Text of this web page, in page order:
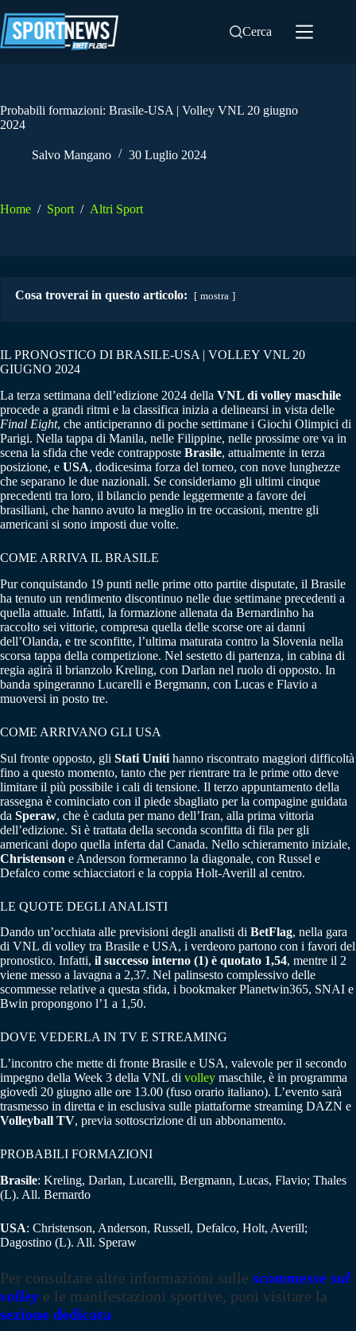
al
contenuto
Cerca
Probabili formazioni: Brasile-USA | Volley VNL 20 giugno
2024
Salvo Mangano 30 Luglio 2024
Home / Sport / Altri Sport
Cosa troverai in questo articolo: mostra
IL PRONOSTICO DI BRASILE-USA | VOLLEY VNL 20
GIUGNO 2024
La terza settimana dell’edizione 2024 della VNL di volley maschile
procede a grandi ritmi e la classifica inizia a delinearsi in vista delle
Final Eight, che anticiperanno di poche settimane i Giochi Olimpici di
Parigi. Nella tappa di Manila, nelle Filippine, nelle prossime ore va in
scena la sfida che vede contrapposte Brasile, attualmente in terza
posizione, e USA, dodicesima forza del torneo, con nove lunghezze
che separano le due nazionali. Se consideriamo gli ultimi cinque
precedenti tra loro, il bilancio pende leggermente a favore dei
brasiliani, che hanno avuto la meglio in tre occasioni, mentre gli
americani si sono imposti due volte.
COME ARRIVA IL BRASILE
Pur conquistando 19 punti nelle prime otto partite disputate, il Brasile
ha tenuto un rendimento discontinuo nelle due settimane precedenti a
quella attuale. Infatti, la formazione allenata da Bernardinho ha
raccolto sei vittorie, compresa quella delle scorse ore ai danni
dell’Olanda, e tre sconfitte, l’ultima maturata contro la Slovenia nella
scorsa tappa della competizione. Nel sestetto di partenza, in cabina di
regia agirà il brianzolo Kreling, con Darlan nel ruolo di opposto. In
banda spingeranno Lucarelli e Bergmann, con Lucas e Flavio a
muoversi in posto tre.
COME ARRIVANO GLI USA
Sul fronte opposto, gli Stati Uniti hanno riscontrato maggiori difficoltà
fino a questo momento, tanto che per rientrare tra le prime otto deve
limitare il più possibile i cali di tensione. Il terzo appuntamento della
rassegna è cominciato con il piede sbagliato per la compagine guidata
da Speraw, che è caduta per mano dell’Iran, alla prima vittoria
dell’edizione. Si è trattata della seconda sconfitta di fila per gli
americani dopo quella inferta dal Canada. Nello schieramento iniziale,
Christenson e Anderson formeranno la diagonale, con Russel e
Defalco come schiacciatori e la coppia Holt-Averill al centro.
LE QUOTE DEGLI ANALISTI
Dando un’occhiata alle previsioni degli analisti di BetFlag, nella gara
di VNL di volley tra Brasile e USA, i verdeoro partono con i favori del
pronostico. Infatti, il successo interno (1) è quotato 1,54, mentre il 2
viene messo a lavagna a 2,37. Nel palinsesto complessivo delle
scommesse relative a questa sfida, i bookmaker Planetwin365, SNAI e
Bwin propongono l’1 a 1,50.
DOVE VEDERLA IN TV E STREAMING
L’incontro che mette di fronte Brasile e USA, valevole per il secondo
impegno della Week 3 della VNL di volley maschile, è in programma
giovedì 20 giugno alle ore 13.00 (fuso orario italiano). L’evento sarà
trasmesso in diretta e in esclusiva sulle piattaforme streaming DAZN e
Volleyball TV, previa sottoscrizione di un abbonamento.
PROBABILI FORMAZIONI
Brasile: Kreling, Darlan, Lucarelli, Bergmann, Lucas, Flavio; Thales
(L). All. Bernardo
USA: Christenson, Anderson, Russell, Defalco, Holt, Averill;
Dagostino (L). All. Speraw
Per consultare altre informazioni sulle scommesse sul
volley e le manifestazioni sportive, puoi visitare la
sezione dedicata